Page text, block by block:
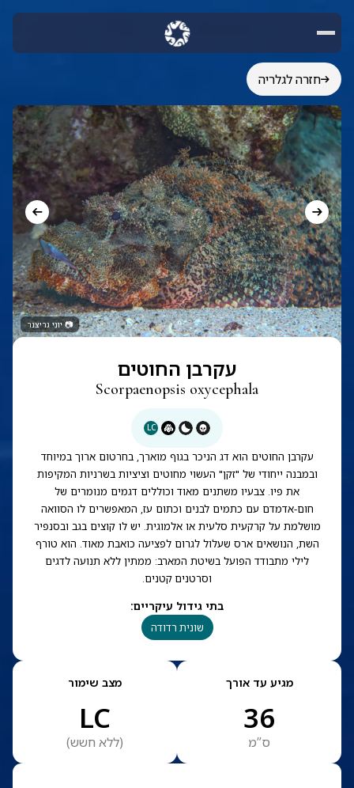
חזרה לגלריה
📷יוני גריצנר
עקרבן החוטים
Scorpaenopsis oxycephala
LC
עקרבן החוטים הוא דג הניכר בגוף מוארך, בחרטום ארוך במיוחד
ובמבנה ייחודי של "זקן" העשוי מחוטים וציציות בשרניות המקיפות
את פיו. צבעיו משתנים מאוד וכוללים דגמים מנומרים של
חום-אדמדם עם כתמים לבנים וכתום עז, המאפשרים לו הסוואה
מושלמת על קרקעית סלעית או אלמוגית. יש לו קוצים בגב ובסנפיר
השת, הנושאים ארס שעלול לגרום לפציעה כואבת מאוד. הוא טורף
לילי מתבודד הפועל בשיטת המארב: ממתין ללא תנועה לדגים
וסרטנים קטנים.
בתי גידול עיקריים:
שונית רדודה
מגיע עד אורך
36
ס”מ
מצב שימור
LC
(ללא חשש)